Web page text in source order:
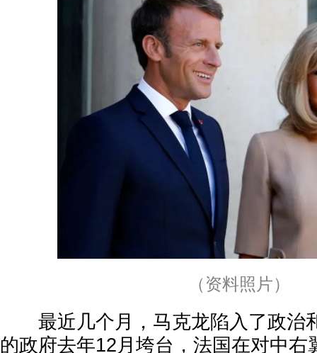
（资料照片）
最近几个月，马克龙陷入了政治
的政府去年12月垮台，法国在对中右